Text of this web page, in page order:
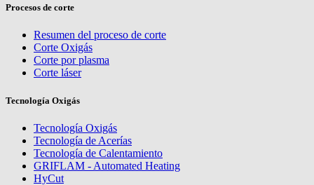
Procesos de corte
Resumen del proceso de corte
Corte Oxigás
Corte por plasma
Corte láser
Tecnología Oxigás
Tecnología Oxigás
Tecnología de Acerías
Tecnología de Calentamiento
GRIFLAM - Automated Heating
HyCut